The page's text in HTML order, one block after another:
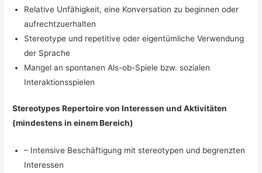
Relative Unfähigkeit, eine Konversation zu beginnen oder
aufrechtzuerhalten
Stereotype und repetitive oder eigentümliche Verwendung
der Sprache
Mangel an spontanen Als-ob-Spiele bzw. sozialen
Interaktionsspielen
Stereotypes Repertoire von Interessen und Aktivitäten
(mindestens in einem Bereich)
– Intensive Beschäftigung mit stereotypen und begrenzten
Interessen